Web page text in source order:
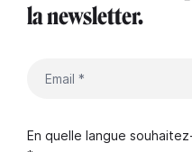
la newsletter.
En quelle langue